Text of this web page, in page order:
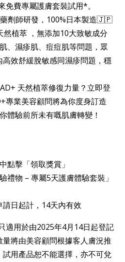
免費專屬護膚套裝試用*。
藥劑師研發，100%日本製造🇯🇵
然植萃 ，無添加10大致敏成分
、濕疹肌、痘痘肌等問題，眾
效舒緩脫敏感同濕疹問題，穩
天然植萃修復力量？立即登
專業美容顧問將為你度身訂造
體驗前所未有嘅肌膚轉變！
中點擊「領取獎賞」
禮物 – 專屬5天護膚體驗套裝」
日起計，14天內有效
適用於由2025年4月14日起登記
將由美容顧問根據客人膚況推
用產品恕不能選擇，亦不可兌